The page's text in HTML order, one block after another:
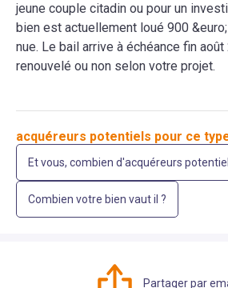
jeune couple citadin ou pour un
bien est actuellement loué 900
nue. Le bail arrive à échéance fin
renouvelé ou non selon votre projet.
acquéreurs potentiels pour ce
Et vous, combien d'acquéreurs
Combien votre bien vaut il ?
Partager par